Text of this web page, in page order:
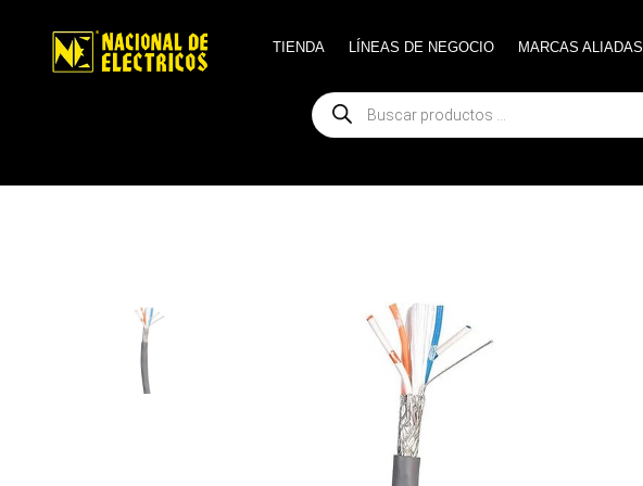
TIENDA LÍNEAS DE NEGOCIO MARCAS ALIADAS
Búsqueda
de
productos
TIENDA LÍNEAS DE NEGOCIO MARCAS ALIADAS
Búsqueda
de
productos